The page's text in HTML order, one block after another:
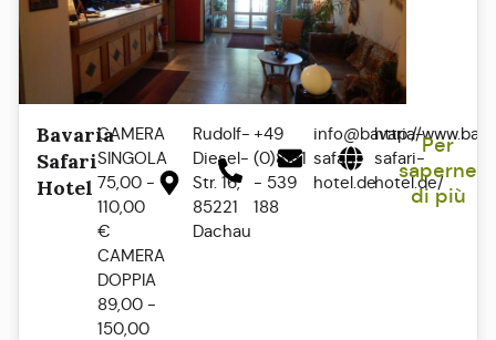
Bavaria
Safari
Hotel
CAMERA
SINGOLA
75,00 -
110,00
€
CAMERA
DOPPIA
89,00 -
150,00
Rudolf-
Diesel-
Str. 16,
85221
Dachau
+49
(0)8131
- 539
188
info@bavaria-
safari-
hotel.de
http://
safari-
hotel.de/
Per
saperne
di più